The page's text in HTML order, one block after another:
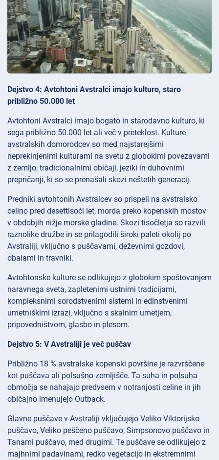
Dejstvo 4: Avtohtoni Avstralci imajo kulturo, staro
približno 50.000 let
Avtohtoni Avstralci imajo bogato in starodavno kulturo, ki
sega približno 50.000 let ali več v preteklost. Kulture
avstralskih domorodcev so med najstarejšimi
neprekinjenimi kulturami na svetu z globokimi povezavami
z zemljo, tradicionalnimi običaji, jeziki in duhovnimi
prepričanji, ki so se prenašali skozi neštetih generacij.
Predniki avtohtonih Avstralcev so prispeli na avstralsko
celino pred desettisoči let, morda preko kopenskih mostov
v obdobjih nižje morske gladine. Skozi tisočletja so razvili
raznolike družbe in se prilagodili široki paleti okolij po
Avstraliji, vključno s puščavami, deževnimi gozdovi,
obalami in travniki.
Avtohtonske kulture se odlikujejo z globokim spoštovanjem
naravnega sveta, zapletenimi ustnimi tradicijami,
kompleksnimi sorodstvenimi sistemi in edinstvenimi
umetniškimi izrazi, vključno s skalnim umetjem,
pripovedništvom, glasbo in plesom.
Dejstvo 5: V Avstraliji je več puščav
Približno 18 % avstralske kopenski površine je razvrščene
kot puščava ali polsušno zemljišče. Ta suha in polsuha
območja se nahajajo predvsem v notranjosti celine in jih
običajno imenujejo Outback.
Glavne puščave v Avstraliji vključujejo Veliko Viktorijsko
puščavo, Veliko peščeno puščavo, Simpsonovo puščavo in
Tanami puščavo, med drugimi. Te puščave se odlikujejo z
majhnimi padavinami, redko vegetacijo in ekstremnimi